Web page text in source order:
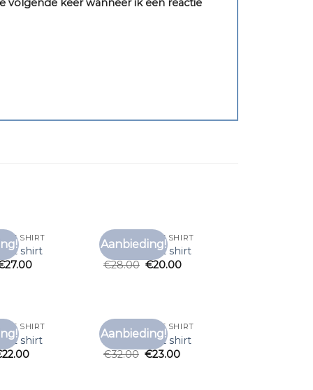
volgende keer wanneer ik een reactie
Toevoegen
T SHIRT
t shirt
27.00
Aanbieding!
Toevoegen
LONGSLEEVE T SHIRT
longsleeve t shirt
€28.00 €20.00
Toevoegen
T SHIRT
t shirt
22.00
Aanbieding!
Toevoegen
LONGSLEEVE T SHIRT
longsleeve t shirt
€32.00 €23.00